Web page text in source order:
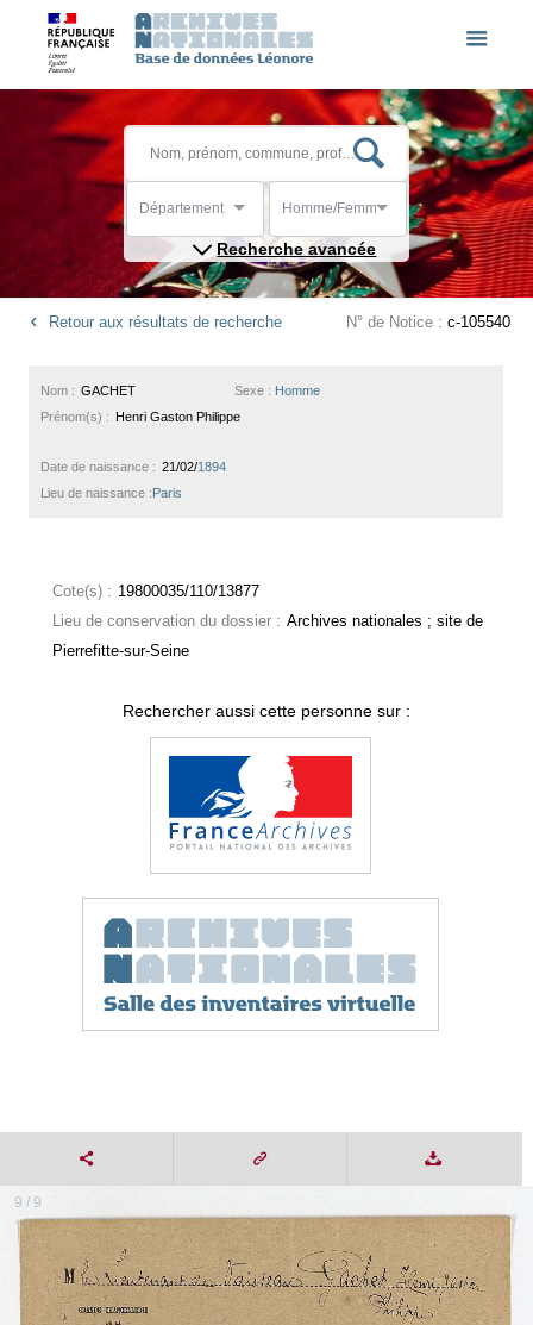
Département Homme/Femme
Recherche avancée
Retour aux résultats de recherche N° de Notice : c-105540
Sexe : Homme
Nom : GACHET
Prénom(s) : Henri Gaston Philippe
Date de naissance : 21/02/1894
Lieu de naissance :Paris
Cote(s) : 19800035/110/13877
Lieu de conservation du dossier : Archives nationales ; site de
Pierrefitte-sur-Seine
Rechercher aussi cette personne sur :
9 / 9